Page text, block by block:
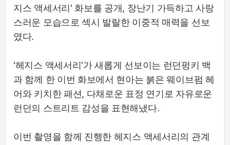
지스 액세서리' 화보를 공개, 장난기 가득하고 사랑
스러운 모습으로 섹시 발랄한 이중적 매력을 선보
였다.
'헤지스 액세서리'가 새롭게 선보이는 런던펑키 백
과 함께 한 이번 화보에서 현아는 붉은 웨이브펌 헤
어와 키치한 패션, 다채로운 표정 연기로 자유로운
런던의 스트리트 감성을 표현해냈다.
이번 촬영을 함께 진행한 헤지스 액세서리의 관계